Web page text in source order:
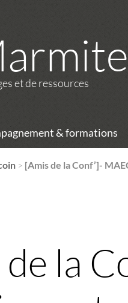
et de ressources
& formations
> [Amis de la Conf’]-
la